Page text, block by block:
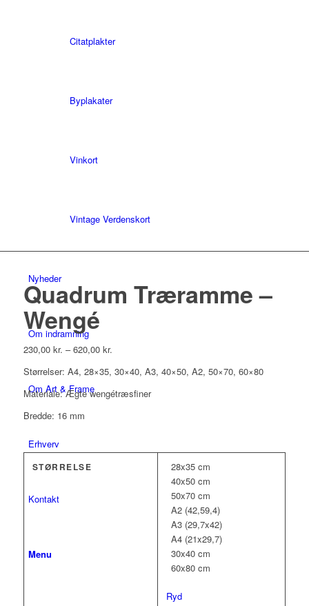
Citatplakter
Byplakater
Vinkort
Vintage Verdenskort
Nyheder
Om indramning
Om Art & Frame
Erhverv
Kontakt
Menu
Quadrum Træramme –
Wengé
230,00 kr. –620,00 kr.
Størrelser: A4, 28×35, 30×40, A3, 40×50, A2, 50×70, 60×80
Materiale: Ægte wengétræsfiner
Bredde: 16 mm
STØRRELSE
28x35 cm
40x50 cm
50x70 cm
A2 (42,59,4)
A3 (29,7x42)
A4 (21x29,7)
30x40 cm
60x80 cm
Ryd